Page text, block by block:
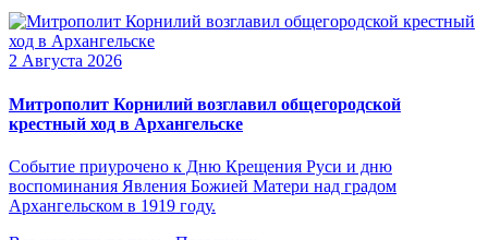
2 Августа 2026
Митрополит Корнилий возглавил общегородской
крестный ход в Архангельске
Событие приурочено к Дню Крещения Руси и дню
воспоминания Явления Божией Матери над градом
Архангельском в 1919 году.